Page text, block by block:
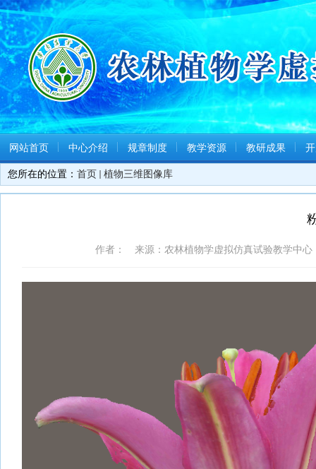
网站首页 中心介绍 规章制度 教学资源 教研成果
您所在的位置： 首页 植物三维图像库
作者： 来源：农林植物学虚拟仿真试验教学中